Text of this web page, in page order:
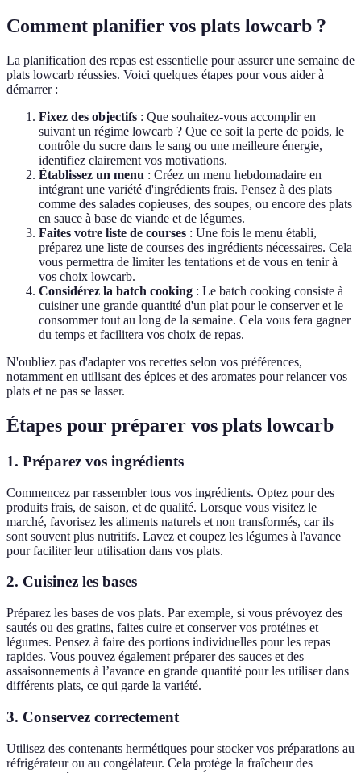
Comment planifier vos plats lowcarb ?
La planification des repas est essentielle pour assurer une semaine de
plats lowcarb réussies. Voici quelques étapes pour vous aider à
démarrer :
Fixez des objectifs : Que souhaitez-vous accomplir en
suivant un régime lowcarb ? Que ce soit la perte de poids, le
contrôle du sucre dans le sang ou une meilleure énergie,
identifiez clairement vos motivations.
Établissez un menu : Créez un menu hebdomadaire en
intégrant une variété d'ingrédients frais. Pensez à des plats
comme des salades copieuses, des soupes, ou encore des plats
en sauce à base de viande et de légumes.
Faites votre liste de courses : Une fois le menu établi,
préparez une liste de courses des ingrédients nécessaires. Cela
vous permettra de limiter les tentations et de vous en tenir à
vos choix lowcarb.
Considérez la batch cooking : Le batch cooking consiste à
cuisiner une grande quantité d'un plat pour le conserver et le
consommer tout au long de la semaine. Cela vous fera gagner
du temps et facilitera vos choix de repas.
N'oubliez pas d'adapter vos recettes selon vos préférences,
notamment en utilisant des épices et des aromates pour relancer vos
plats et ne pas se lasser.
Étapes pour préparer vos plats lowcarb
1. Préparez vos ingrédients
Commencez par rassembler tous vos ingrédients. Optez pour des
produits frais, de saison, et de qualité. Lorsque vous visitez le
marché, favorisez les aliments naturels et non transformés, car ils
sont souvent plus nutritifs. Lavez et coupez les légumes à l'avance
pour faciliter leur utilisation dans vos plats.
2. Cuisinez les bases
Préparez les bases de vos plats. Par exemple, si vous prévoyez des
sautés ou des gratins, faites cuire et conserver vos protéines et
légumes. Pensez à faire des portions individuelles pour les repas
rapides. Vous pouvez également préparer des sauces et des
assaisonnements à l’avance en grande quantité pour les utiliser dans
différents plats, ce qui garde la variété.
3. Conservez correctement
Utilisez des contenants hermétiques pour stocker vos préparations au
réfrigérateur ou au congélateur. Cela protège la fraîcheur des